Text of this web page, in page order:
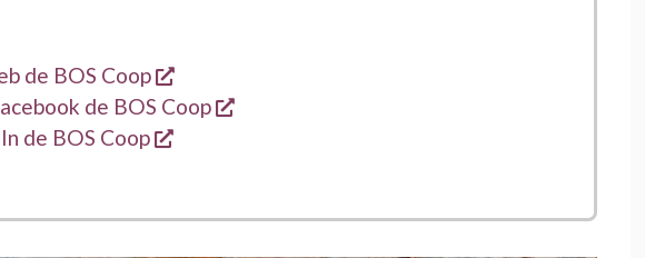
de BOS Coop
s'ouvre dans une nouvelle fenêtre
de BOS Coop
s'ouvre dans une nouvelle fenêtre
de BOS Coop
s'ouvre dans une nouvelle fenêtre